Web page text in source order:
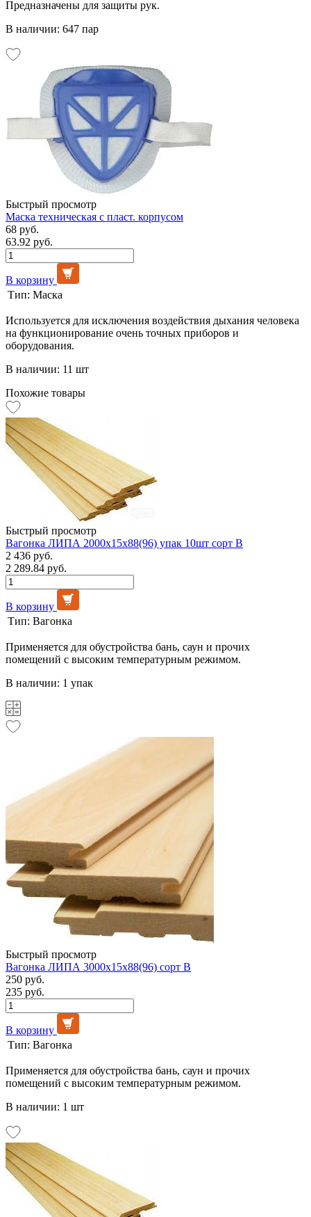
Предназначены для защиты рук.
В наличии: 647 пар
Быстрый просмотр
Маска техническая с пласт. корпусом
68 руб.
63.92 руб.
В корзину
Тип: Маска
Используется для исключения воздействия дыхания человека
на функционирование очень точных приборов и
оборудования.
В наличии: 11 шт
Похожие товары
Быстрый просмотр
Вагонка ЛИПА 2000х15х88(96) упак 10шт сорт В
2 436 руб.
2 289.84 руб.
В корзину
Тип: Вагонка
Применяется для обустройства бань, саун и прочих
помещений с высоким температурным режимом.
В наличии: 1 упак
Быстрый просмотр
Вагонка ЛИПА 3000х15х88(96) сорт В
250 руб.
235 руб.
В корзину
Тип: Вагонка
Применяется для обустройства бань, саун и прочих
помещений с высоким температурным режимом.
В наличии: 1 шт